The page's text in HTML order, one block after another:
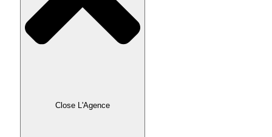
Close L'Agence